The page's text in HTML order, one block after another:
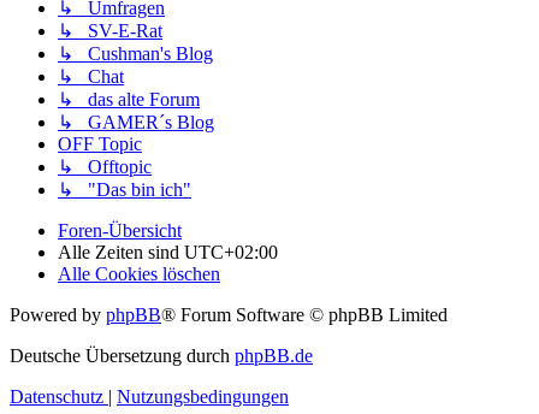
↳ Umfragen
↳ SV-E-Rat
↳ Cushman's Blog
↳ Chat
↳ das alte Forum
↳ GAMER´s Blog
OFF Topic
↳ Offtopic
↳ "Das bin ich"
Foren-Übersicht
Alle Zeiten sind UTC+02:00
Alle Cookies löschen
Powered by phpBB® Forum Software © phpBB Limited
Deutsche Übersetzung durch phpBB.de
Datenschutz | Nutzungsbedingungen